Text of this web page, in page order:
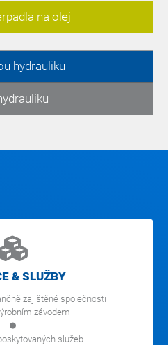
na olej
hydrauliku
& SLUŽBY
zajištěné společnosti
závodem
služeb